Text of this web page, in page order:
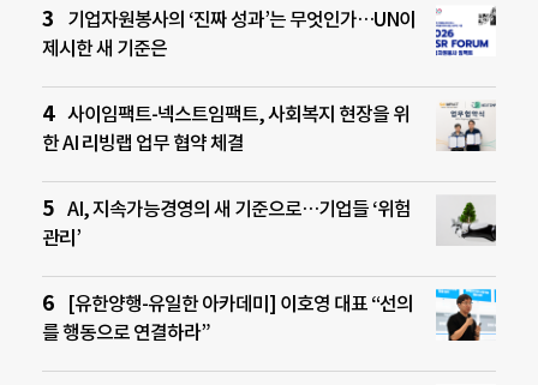
기업자원봉사의 ‘진짜 성과’는 무엇인가…UN이
제시한 새 기준은
사이임팩트-넥스트임팩트, 사회복지 현장을 위
한 AI 리빙랩 업무 협약 체결
AI, 지속가능경영의 새 기준으로…기업들 ‘위험
관리’
[유한양행-유일한 아카데미] 이호영 대표 “선의
를 행동으로 연결하라”